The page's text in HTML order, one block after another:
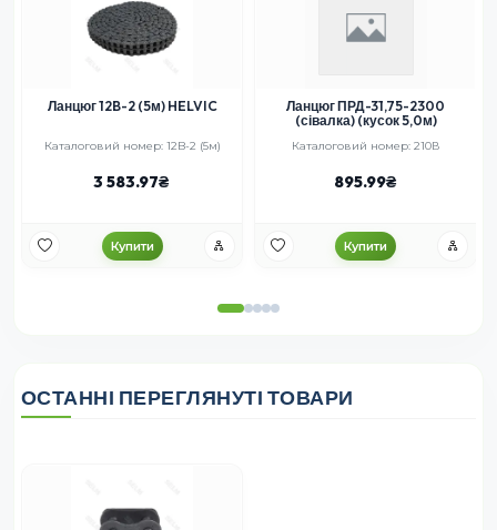
Ланцюг 12B-2 (5м) HELVIC
Каталоговий номер: 12B-2 (5м)
3 583.97
Купити
Ланцюг ПРД-31,75-2300
(сівалка) (кусок 5,0м)
Каталоговий номер: 210В
895.99
Купити
ОСТАННІ ПЕРЕГЛЯНУТІ ТОВАРИ